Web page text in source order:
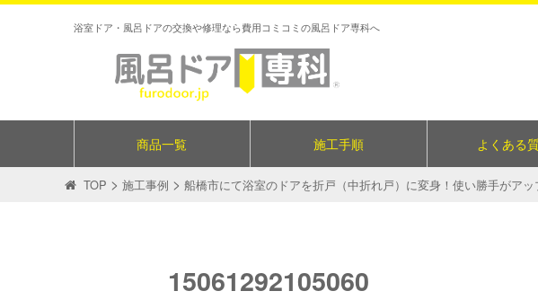
浴室ドア・風呂ドアの交換や修理なら費用コミコミの風呂ドア専科へ
商品一覧 施工手順 よくある
TOP > 施工事例 > 船橋市にて浴室のドアを折戸（中折れ戸）に変身！使い勝手がアッ
15061292105060